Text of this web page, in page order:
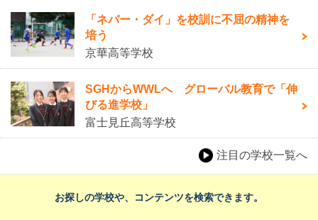
「ネバー・ダイ」を校訓に不屈の精神を
培う
京華高等学校
SGHからWWLへ グローバル教育で「伸
びる進学校」
富士見丘高等学校
注目の学校一覧へ
お探しの学校や、コンテンツを検索できます。